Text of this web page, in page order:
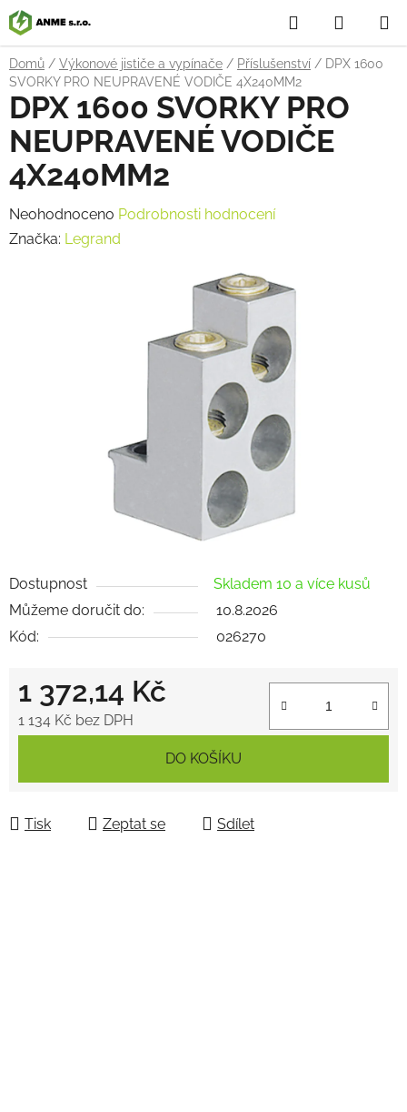
Přejít
na
obsah
Hledat
KOŠÍK
Domů / Výkonové jističe a vypínače / Příslušenství / DPX 1600
SVORKY PRO NEUPRAVENÉ VODIČE 4X240MM2
Dostupnost
Skladem 10 a více kusů
Můžeme doručit do:
10.8.2026
Kód:
026270
1 372,14 Kč
1 134 Kč bez DPH
DO KOŠÍKU
Tisk Zeptat se Sdílet
DPX 1600 SVORKY PRO
NEUPRAVENÉ VODIČE
4X240MM2
Průměrné
hodnocení
Neohodnoceno Podrobnosti hodnocení
Značka: Legrand